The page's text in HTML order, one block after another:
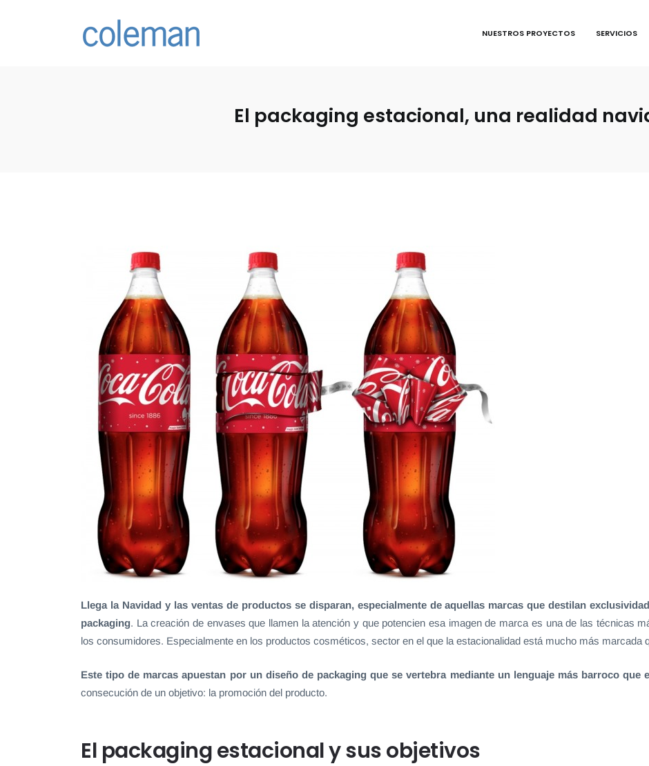
NUESTROS PROYECTOS SERVICIOS
El packaging estacional, una realidad
Llega la Navidad y las ventas de productos se disparan, especialmente de aquellas marcas que destilan
packaging. La creación de envases que llamen la atención y que potencien esa imagen de marca es una de las técnicas
los consumidores. Especialmente en los productos cosméticos, sector en el que la estacionalidad está mucho más marcada
Este tipo de marcas apuestan por un diseño de packaging que se vertebra mediante un lenguaje más barroco que
consecución de un objetivo: la promoción del producto.
El packaging estacional y sus objetivos